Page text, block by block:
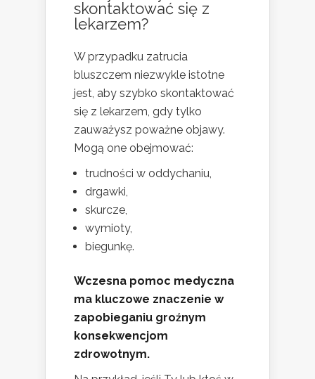
skontaktować się z
lekarzem?
W przypadku zatrucia
bluszczem niezwykle istotne
jest, aby szybko skontaktować
się z lekarzem, gdy tylko
zauważysz poważne objawy.
Mogą one obejmować:
trudności w oddychaniu,
drgawki,
skurcze,
wymioty,
biegunkę.
Wczesna pomoc medyczna
ma kluczowe znaczenie w
zapobieganiu groźnym
konsekwencjom
zdrowotnym.